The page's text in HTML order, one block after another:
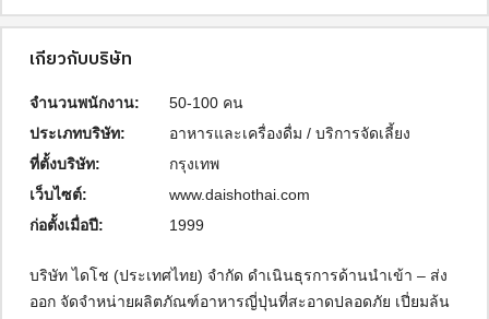
เกี่ยวกับบริษัท
จำนวนพนักงาน:
50-100 คน
ประเภทบริษัท:
อาหารและเครื่องดื่ม / บริการจัดเลี้ยง
ที่ตั้งบริษัท:
กรุงเทพ
เว็บไซต์:
www.daishothai.com
ก่อตั้งเมื่อปี:
1999
บริษัท ไดโช (ประเทศไทย) จำกัด ดำเนินธุรการด้านนำเข้า – ส่ง
ออก จัดจำหน่ายผลิตภัณฑ์อาหารญี่ปุ่นที่สะอาดปลอดภัย เปี่ยมล้น